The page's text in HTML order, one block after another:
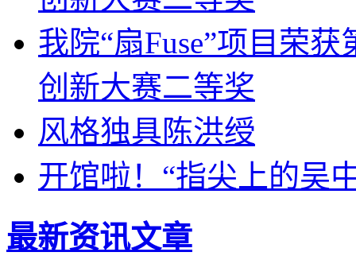
我院“扇Fuse”项目荣
创新大赛二等奖
风格独具陈洪绶
开馆啦！“指尖上的吴
最新资讯文章